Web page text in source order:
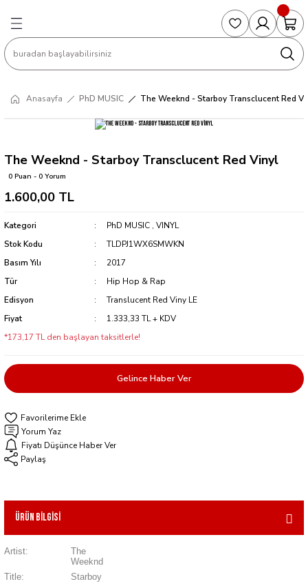
Hardcover
SOFTCOVER & TP
DARK HORSE
DC COMICS
IMAGE COMICS
DC COMICS
MARVEL COMICS
Formula Singles
Pokemon Singles
Formula 1
Anasayfa PhD MUSIC The Weeknd - Starboy Transclucent Red
The Weeknd - Starboy Transclucent Red Vinyl
0 Puan - 0 Yorum
1.600,00 TL
Kategori PhD MUSIC , VINYL
Stok Kodu
TLDPJ1WX6SMWKN
Basım Yılı
2017
Tür
Hip Hop & Rap
Edisyon
Translucent Red Viny LE
Fiyat
1.333,33 TL + KDV
*173,17 TL den başlayan taksitlerle!
Gelince Haber Ver
Yorum Yaz
Fiyatı Düşünce Haber Ver
Paylaş
Ürün Bilgisi
Artist:
The
Weeknd
Title:
Starboy